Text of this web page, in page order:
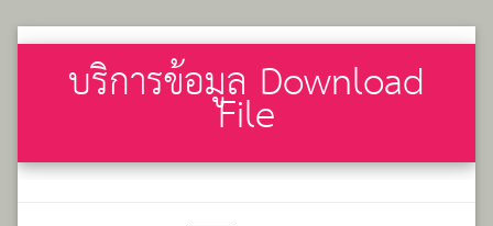
บริการข้อมูล Download
File